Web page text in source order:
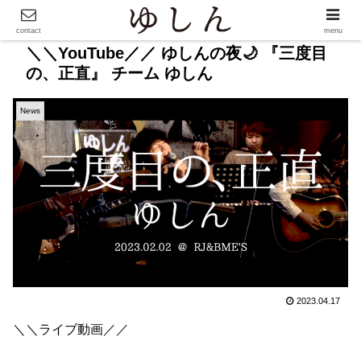
＼＼YouTube／／ ゆしんの夜🌙 『三度目
の、正直』 チーム ゆしん
News
2023.04.17
＼＼ライブ動画／／
contact menu